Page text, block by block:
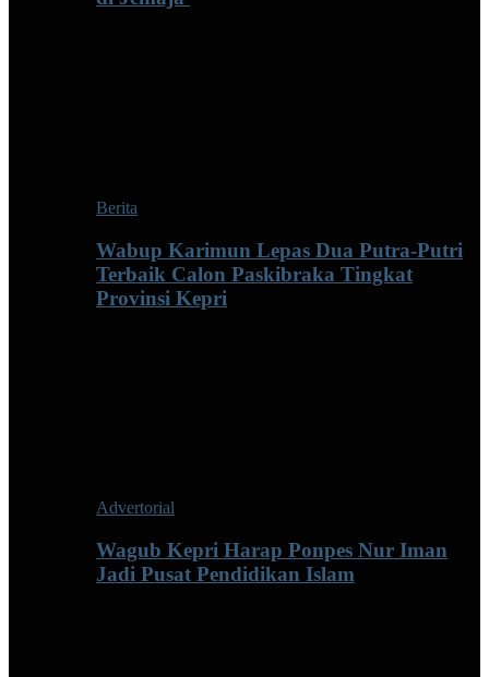
Berita
Wabup Karimun Lepas Dua Putra-Putri
Terbaik Calon Paskibraka Tingkat
Provinsi Kepri
Advertorial
Wagub Kepri Harap Ponpes Nur Iman
Jadi Pusat Pendidikan Islam